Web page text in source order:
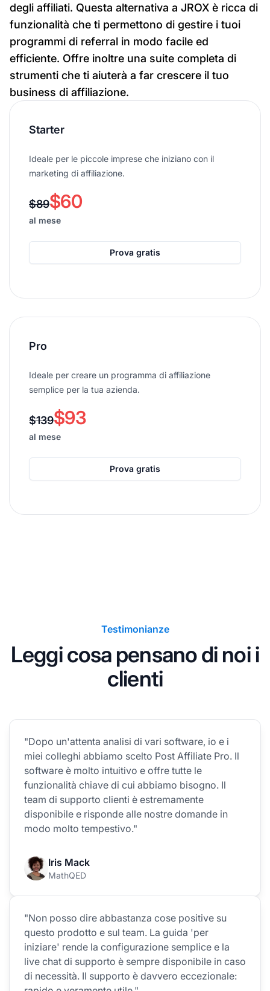
degli affiliati. Questa alternativa a JROX è ricca di
funzionalità che ti permettono di gestire i tuoi
programmi di referral in modo facile ed
efficiente. Offre inoltre una suite completa di
strumenti che ti aiuterà a far crescere il tuo
business di affiliazione.
Starter
Ideale per le piccole imprese che iniziano con il
marketing di affiliazione.
$89$60
al mese
Prova gratis
Pro
Ideale per creare un programma di affiliazione
semplice per la tua azienda.
$139$93
al mese
Prova gratis
Testimonianze
Leggi cosa pensano di noi i
clienti
"Dopo un'attenta analisi di vari software, io e i
miei colleghi abbiamo scelto Post Affiliate Pro. Il
software è molto intuitivo e offre tutte le
funzionalità chiave di cui abbiamo bisogno. Il
team di supporto clienti è estremamente
disponibile e risponde alle nostre domande in
modo molto tempestivo."
Iris Mack
MathQED
"Non posso dire abbastanza cose positive su
questo prodotto e sul team. La guida 'per
iniziare' rende la configurazione semplice e la
live chat di supporto è sempre disponibile in caso
di necessità. Il supporto è davvero eccezionale: